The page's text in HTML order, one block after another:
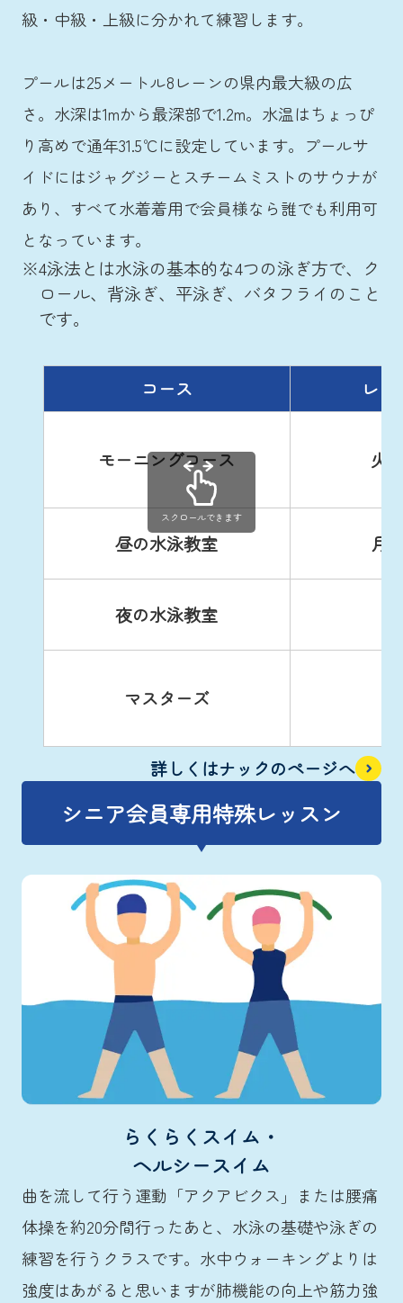
級・中級・上級に分かれて練習します。
プールは25メートル8レーンの県内最大級の広
さ。水深は1mから最深部で1.2m。水温はちょっぴ
り高めで通年31.5℃に設定しています。プールサ
イドにはジャグジーとスチームミストのサウナが
あり、すべて水着着用で会員様なら誰でも利用可
となっています。
※4泳法とは水泳の基本的な4つの泳ぎ方で、ク
ロール、背泳ぎ、平泳ぎ、バタフライのこと
です。
コース レッ
モーニングコース 火
昼の水泳教室 月
夜の水泳教室
マスターズ
スクロールできます
詳しくはナックのページへ
シニア会員専用特殊レッスン
らくらくスイム・
ヘルシースイム
曲を流して行う運動「アクアビクス」または腰痛
体操を約20分間行ったあと、水泳の基礎や泳ぎの
練習を行うクラスです。水中ウォーキングよりは
強度はあがると思いますが肺機能の向上や筋力強